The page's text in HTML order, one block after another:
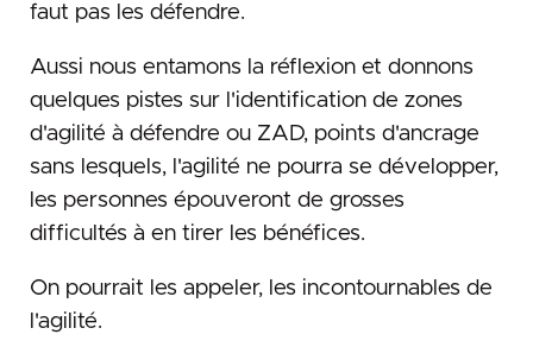
faut pas les défendre.
Aussi nous entamons la réflexion et donnons
quelques pistes sur l'identification de zones
d'agilité à défendre ou ZAD, points d'ancrage
sans lesquels, l'agilité ne pourra se développer,
les personnes épouveront de grosses
difficultés à en tirer les bénéfices.
On pourrait les appeler, les incontournables de
l'agilité.